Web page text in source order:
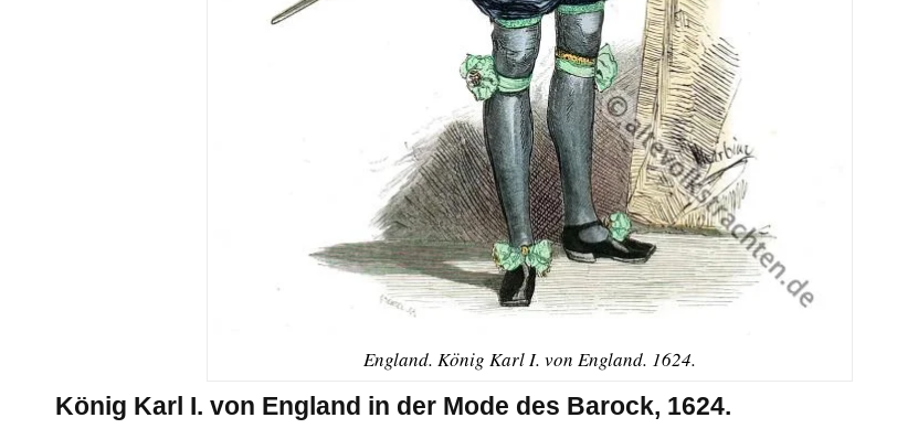
England. König Karl I. von England. 1624.
König Karl I. von England in der Mode des Barock, 1624.